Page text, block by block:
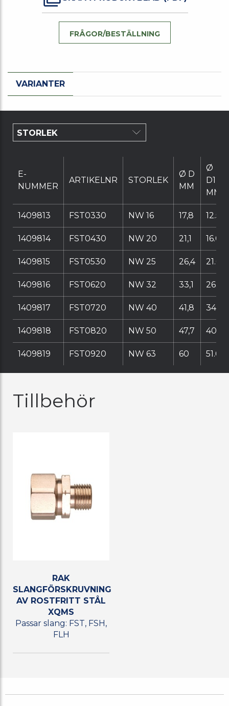
FRÅGOR/BESTÄLLNING
VARIANTER
E-
NUMMER
ARTIKELNR STORLEK
Ø D
MM
Ø
D1
MM
1409813 FST0330 NW 16 17,8 12.5
1409814 FST0430 NW 20 21,1 16.0
1409815 FST0530 NW 25 26,4 21.0
1409816 FST0620 NW 32 33,1 26.0
1409817 FST0720 NW 40 41,8 34.8
1409818 FST0820 NW 50 47,7 40.4
1409819 FST0920 NW 63 60 51.6
Tillbehör
RAK
SLANGFÖRSKRUVNING
AV ROSTFRITT STÅL
XQMS
Passar slang: FST, FSH,
FLH